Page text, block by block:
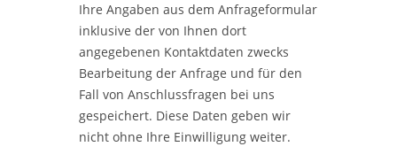
Ihre Angaben aus dem Anfrageformular
inklusive der von Ihnen dort
angegebenen Kontaktdaten zwecks
Bearbeitung der Anfrage und für den
Fall von Anschlussfragen bei uns
gespeichert. Diese Daten geben wir
nicht ohne Ihre Einwilligung weiter.